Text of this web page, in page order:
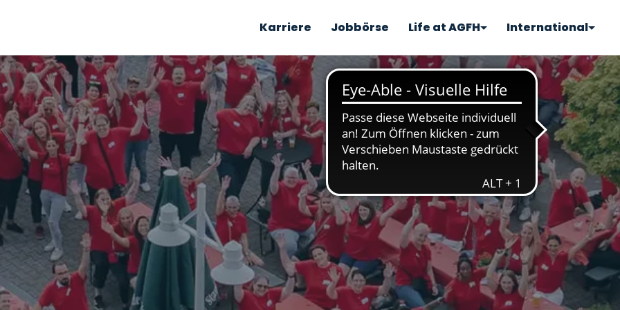
Karriere Jobbörse Life at AGFH International